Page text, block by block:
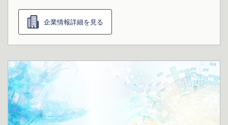
企業情報詳細を見る